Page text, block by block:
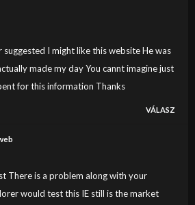
I might like this website He was
made my day You cannt imagine just
for this information Thanks
VÁLASZ
There is a problem along with your
would test this IE still is the market